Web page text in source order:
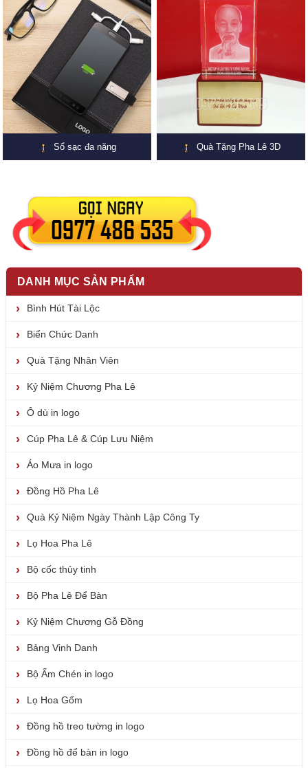
Sổ sạc đa năng Quà Tặng Pha Lê 3D
DANH MỤC SẢN PHẨM
Bình Hút Tài Lộc
Biển Chức Danh
Quà Tặng Nhân Viên
Kỷ Niệm Chương Pha Lê
Ô dù in logo
Cúp Pha Lê & Cúp Lưu Niệm
Áo Mưa in logo
Đồng Hồ Pha Lê
Quà Kỷ Niệm Ngày Thành Lập Công Ty
Lọ Hoa Pha Lê
Bộ cốc thủy tinh
Bộ Pha Lê Để Bàn
Kỷ Niệm Chương Gỗ Đồng
Bảng Vinh Danh
Bộ Ấm Chén in logo
Lọ Hoa Gốm
Đồng hồ treo tường in logo
Đồng hồ để bàn in logo